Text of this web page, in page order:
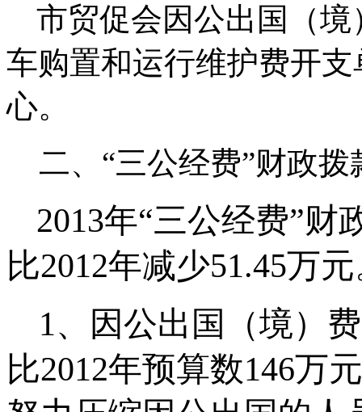
市贸促会因公出国（
车购置和运行维护费开
心。
二、“三公经费”财政
2013年“三公经费”财
比2012年减少51.45万
1、因公出国（境）
比2012年预算数146万